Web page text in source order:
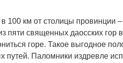
100 км от столицы провинции
пяти священных даосских гор
горе. Такое выгодное
Паломники издревле